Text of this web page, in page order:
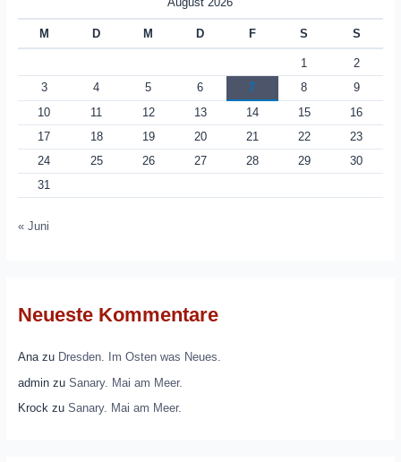
M D M D F S S
1
2
3
4 5 6 7 8
9
10
11 12 13 14 15
16
17
18 19 20 21 22
23
24
25 26 27 28 29
30
31
« Juni
Neueste Kommentare
Anazu Dresden. Im Osten was Neues.
adminzu Sanary. Mai am Meer.
Krockzu Sanary. Mai am Meer.